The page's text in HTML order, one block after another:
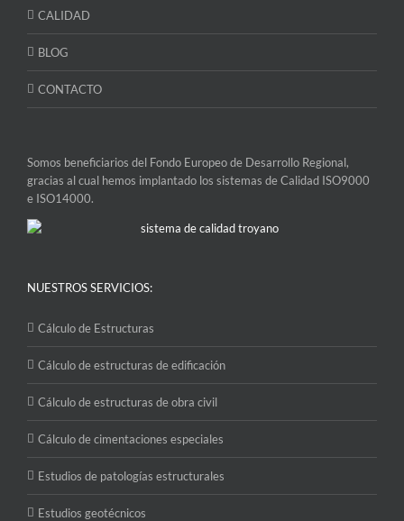
CALIDAD
BLOG
CONTACTO
Somos beneficiarios del Fondo Europeo de Desarrollo Regional,
gracias al cual hemos implantado los sistemas de Calidad ISO9000
e ISO14000.
NUESTROS SERVICIOS:
Cálculo de Estructuras
Cálculo de estructuras de edificación
Cálculo de estructuras de obra civil
Cálculo de cimentaciones especiales
Estudios de patologías estructurales
Estudios geotécnicos